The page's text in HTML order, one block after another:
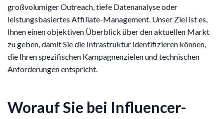
großvolumiger Outreach, tiefe Datenanalyse oder
leistungsbasiertes Affiliate-Management. Unser Ziel ist es,
Ihnen einen objektiven Überblick über den aktuellen Markt
zu geben, damit Sie die Infrastruktur identifizieren können,
die Ihren spezifischen Kampagnenzielen und technischen
Anforderungen entspricht.
Worauf Sie bei Influencer-